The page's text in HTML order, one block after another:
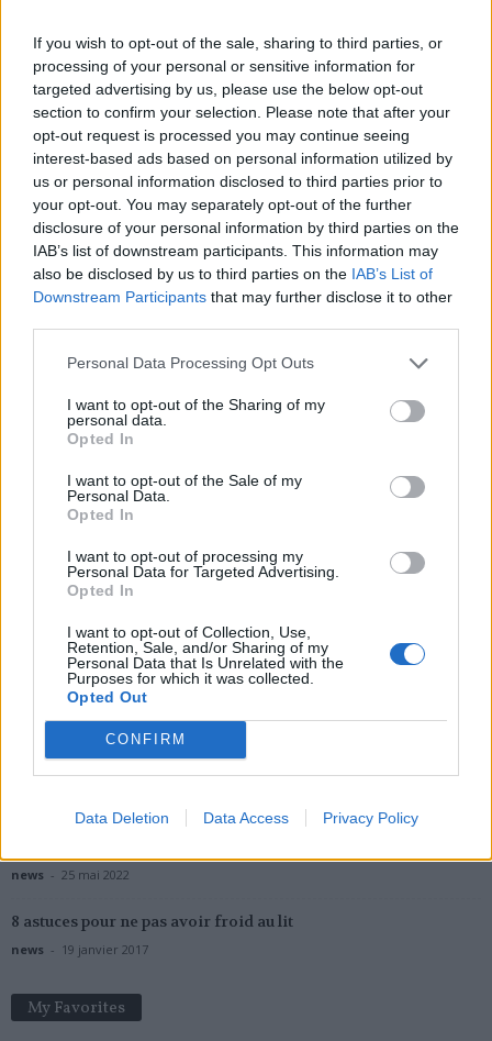
If you wish to opt-out of the sale, sharing to third parties, or
processing of your personal or sensitive information for
targeted advertising by us, please use the below opt-out
section to confirm your selection. Please note that after your
opt-out request is processed you may continue seeing
interest-based ads based on personal information utilized by
us or personal information disclosed to third parties prior to
your opt-out. You may separately opt-out of the further
disclosure of your personal information by third parties on the
IAB’s list of downstream participants. This information may
also be disclosed by us to third parties on the IAB’s List of
Downstream Participants that may further disclose it to other
Personal Data Processing Opt Outs
I want to opt-out of the Sharing of my
personal data.
Opted In
I want to opt-out of the Sale of my
Personal Data.
Opted In
I want to opt-out of processing my
Personal Data for Targeted Advertising.
Opted In
I want to opt-out of Collection, Use,
Retention, Sale, and/or Sharing of my
Personal Data that Is Unrelated with the
Purposes for which it was collected.
Opted Out
CONFIRM
Data Deletion Data Access Privacy Policy
Le travail de nuit perturbe
les cycles menstruels
Vaccin : phase finale pour
l’essai clinique de Sanofi
news
RELATED ARTICLES MORE FROM AUTHOR
Sieste après 65 ans : la
clé pour préserver votre
cerveau ou le mettre en
Ménopause et
Ménopause précoce : le
risque accru
Popular Posts
Covid long : les médecins s’inquiètent des effets chez les
enfants
- 2 mars 2022
Le Dr Jean-Michel Cohen révèle son salaire !
news - 25 mai 2022
8 astuces pour ne pas avoir froid au lit
news - 19 janvier 2017
My Favorites